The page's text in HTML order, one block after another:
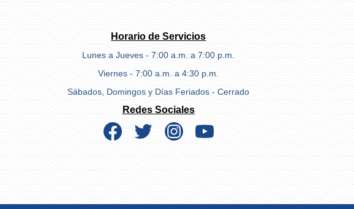
Horario de Servicios
Lunes a Jueves - 7:00 a.m. a 7:00 p.m.
Viernes - 7:00 a.m. a 4:30 p.m.
Sábados, Domingos y Días Feriados - Cerrado
Redes Sociales